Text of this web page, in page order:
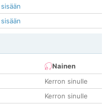
Nainen
Kerron sinulle
Kerron sinulle